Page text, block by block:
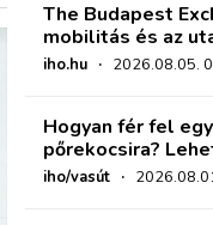
The Budapest
mobilitás és az
iho.hu · 2026.08.05.
Hogyan fér fel
pőrekocsira?
iho/vasút ·